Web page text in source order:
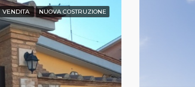
VENDITA NUOVA COSTRUZIONE